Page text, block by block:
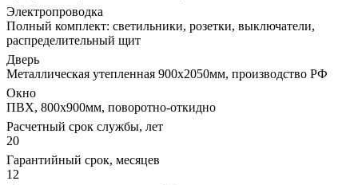
Электропроводка
Полный комплект: светильники, розетки, выключатели,
распределительный щит
Дверь
Металлическая утепленная 900х2050мм, производство РФ
Окно
ПВХ, 800х900мм, поворотно-откидно
Расчетный срок службы, лет
20
Гарантийный срок, месяцев
12